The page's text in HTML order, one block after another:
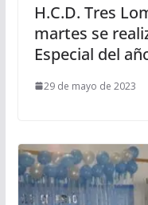
H.C.D. Tres
martes se
Especial del
29 de mayo de 2023